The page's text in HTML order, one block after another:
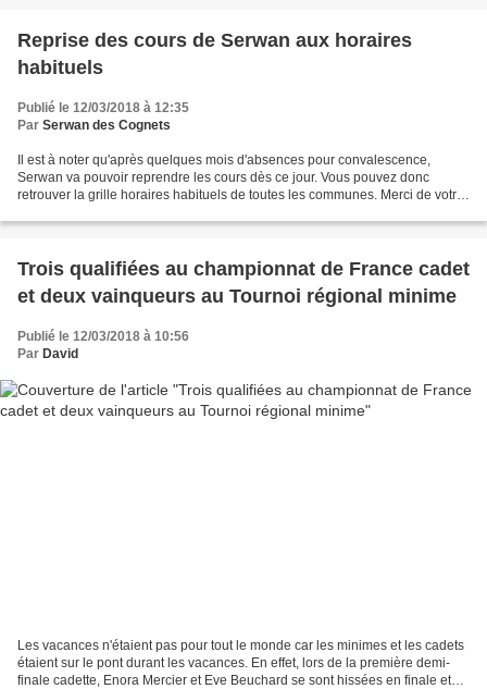
Reprise des cours de Serwan aux horaires
habituels
Publié le 12/03/2018 à 12:35
Par Serwan des Cognets
Il est à noter qu'après quelques mois d'absences pour convalescence,
Serwan va pouvoir reprendre les cours dès ce jour. Vous pouvez donc
retrouver la grille horaires habituels de toutes les communes. Merci de votre
Trois qualifiées au championnat de France cadet
et deux vainqueurs au Tournoi régional minime
Publié le 12/03/2018 à 10:56
Par David
Les vacances n'étaient pas pour tout le monde car les minimes et les cadets
étaient sur le pont durant les vacances. En effet, lors de la première demi-
finale cadette, Enora Mercier et Eve Beuchard se sont hissées en finale et